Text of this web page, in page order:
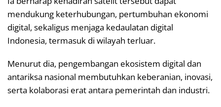
mendukung keterhubungan, pertumbuhan ekonomi
digital, sekaligus menjaga kedaulatan digital
Indonesia, termasuk di wilayah terluar.
Menurut dia, pengembangan ekosistem digital dan
antariksa nasional membutuhkan keberanian, inovasi,
serta kolaborasi erat antara pemerintah dan industri.